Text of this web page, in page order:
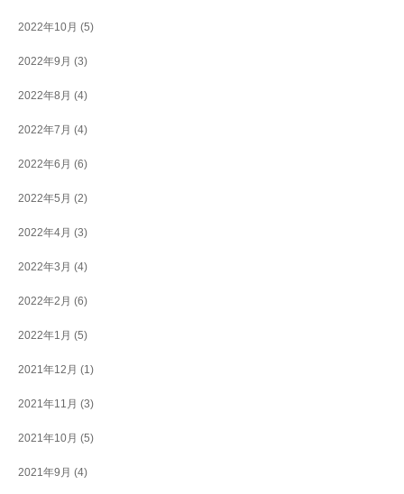
2022年10月 (5)
2022年9月 (3)
2022年8月 (4)
2022年7月 (4)
2022年6月 (6)
2022年5月 (2)
2022年4月 (3)
2022年3月 (4)
2022年2月 (6)
2022年1月 (5)
2021年12月 (1)
2021年11月 (3)
2021年10月 (5)
2021年9月 (4)